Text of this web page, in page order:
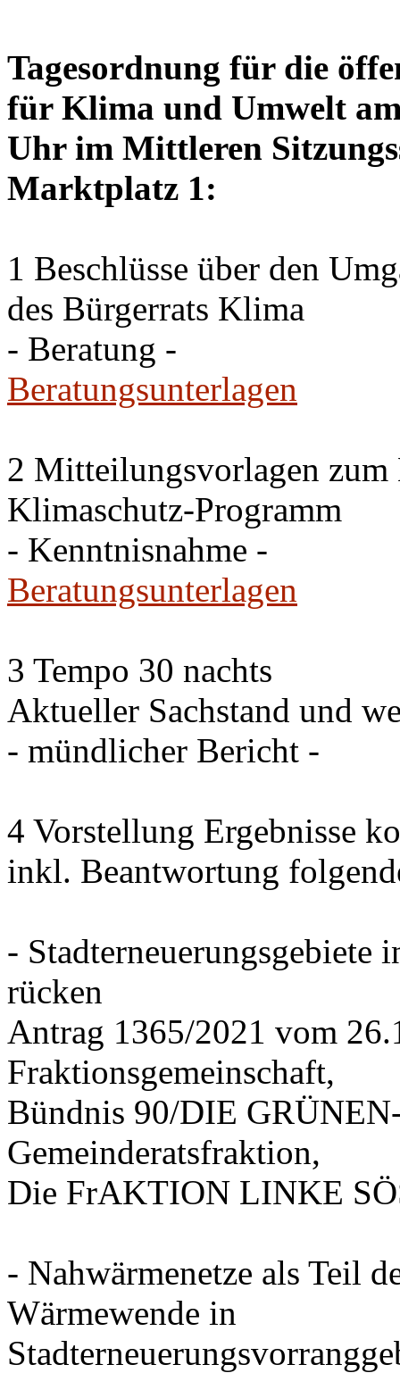
Tagesordnung für die
für Klima und Umwelt
Uhr im Mittleren
Marktplatz 1:
1 Beschlüsse über den
des Bürgerrats Klima
- Beratung -
Beratungsunterlagen
2 Mitteilungsvorlagen zum
Klimaschutz-Programm
- Kenntnisnahme -
Beratungsunterlagen
3 Tempo 30 nachts
Aktueller Sachstand und
- mündlicher Bericht -
4 Vorstellung Ergebnisse
inkl. Beantwortung
- Stadterneuerungsgebiete
rücken
Antrag 1365/2021 vom
Fraktionsgemeinschaft,
Bündnis 90/DIE
Gemeinderatsfraktion,
Die FrAKTION LINKE
- Nahwärmenetze als Teil
Wärmewende in